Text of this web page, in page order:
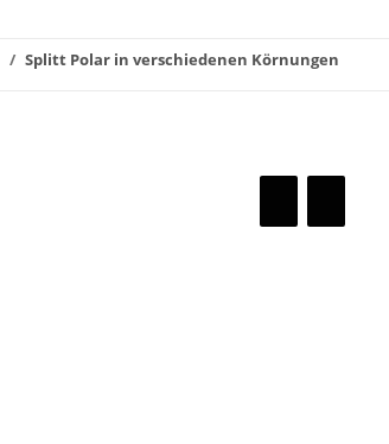
Splitt Polar in verschiedenen Körnungen